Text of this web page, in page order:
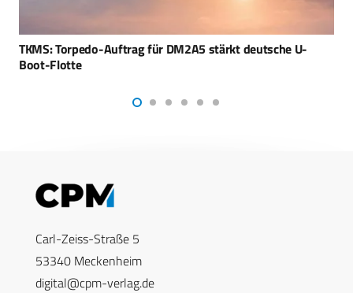
Konteradmiral Deertz wird neuer Befehlshaber der Flotte
Carl-Zeiss-Straße 5
53340 Meckenheim
digital@cpm-verlag.de